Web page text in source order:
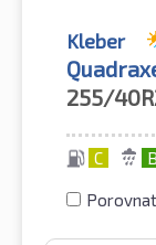
Kleber
255/
C B